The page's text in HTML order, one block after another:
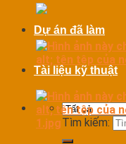
Dự án đã làm
Tài liệu kỹ thuật
Tìm kiếm: